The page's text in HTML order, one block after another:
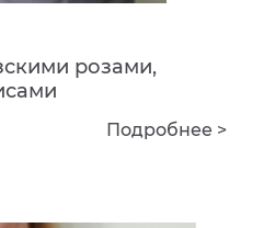
розами,
Подробнее >